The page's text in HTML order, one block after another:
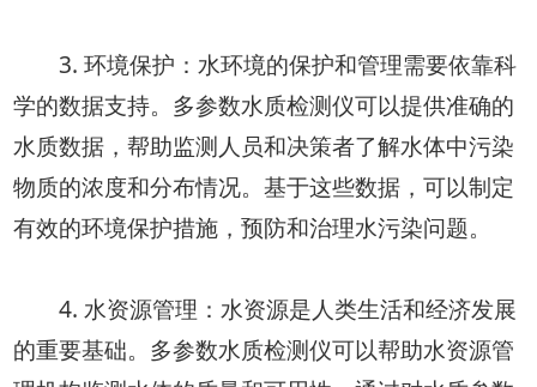
3. 环境保护：水环境的保护和管理需要依靠科
学的数据支持。多参数水质检测仪可以提供准确的
水质数据，帮助监测人员和决策者了解水体中污染
物质的浓度和分布情况。基于这些数据，可以制定
有效的环境保护措施，预防和治理水污染问题。
4. 水资源管理：水资源是人类生活和经济发展
的重要基础。多参数水质检测仪可以帮助水资源管